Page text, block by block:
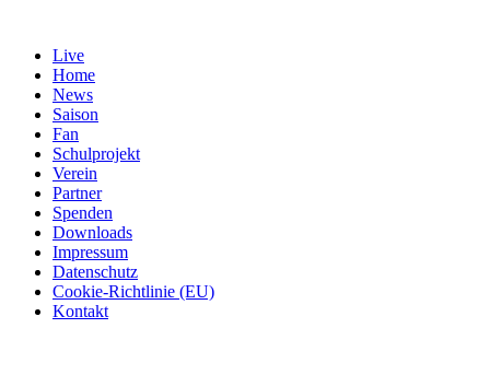
Live
Home
News
Saison
Fan
Schulprojekt
Verein
Partner
Spenden
Downloads
Impressum
Datenschutz
Cookie-Richtlinie (EU)
Kontakt